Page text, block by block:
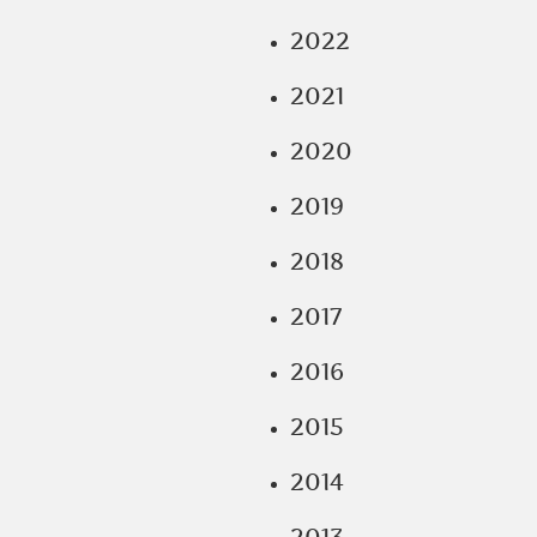
2022
2021
2020
2019
2018
2017
2016
2015
2014